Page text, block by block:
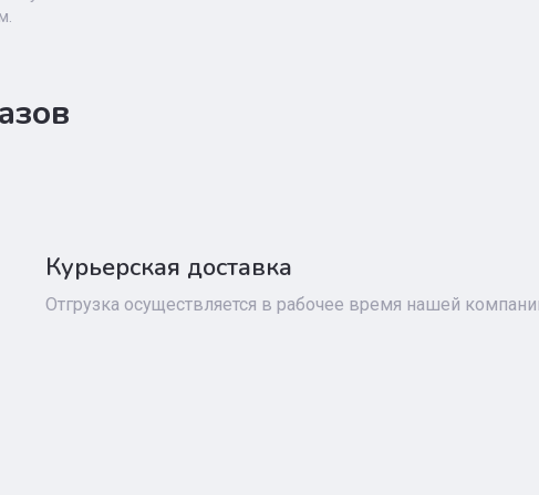
Курьерская доставка
Отгрузка осуществляется в рабочее время нашей